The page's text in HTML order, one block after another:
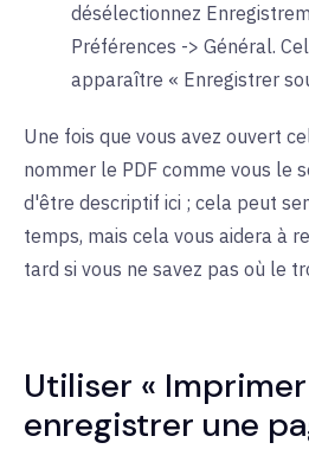
désélectionnez
Préférences -> Général.
apparaître « Enregistrer
Une fois que vous avez ouvert
nommer le PDF comme vous le
d'être descriptif ici ; cela peut
temps, mais cela vous aidera à
tard si vous ne savez pas où le
Utiliser «
enregistrer une